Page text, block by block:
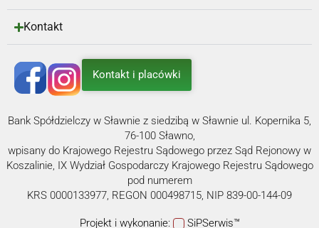
Kontakt
Kontakt i placówki
Bank Spółdzielczy w Sławnie z siedzibą w Sławnie ul. Kopernika 5,
76-100 Sławno,
wpisany do Krajowego Rejestru Sądowego przez Sąd Rejonowy w
Koszalinie, IX Wydział Gospodarczy Krajowego Rejestru Sądowego
pod numerem
KRS 0000133977, REGON 000498715, NIP 839-00-144-09
Projekt i wykonanie: SiPSerwis™